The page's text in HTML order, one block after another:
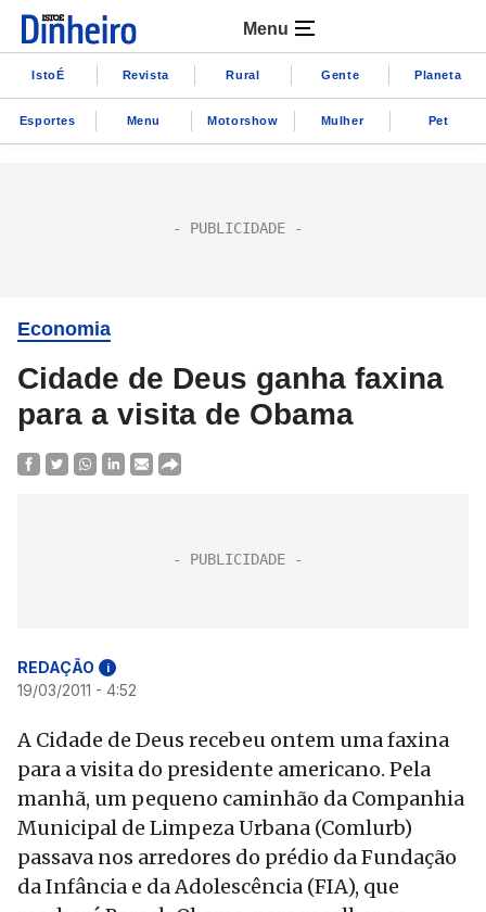
Menu
IstoÉ Revista Rural Gente Planeta
Esportes Menu Motorshow Mulher Pet
Economia
Cidade de Deus ganha faxina
para a visita de Obama
REDAÇÃO i
19/03/2011 - 4:52
A Cidade de Deus recebeu ontem uma faxina
para a visita do presidente americano. Pela
manhã, um pequeno caminhão da Companhia
Municipal de Limpeza Urbana (Comlurb)
passava nos arredores do prédio da Fundação
da Infância e da Adolescência (FIA), que